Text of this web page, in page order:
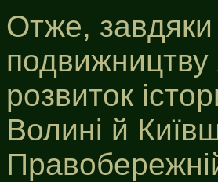
Отже, завдяки
подвижництву
розвиток
Волині й